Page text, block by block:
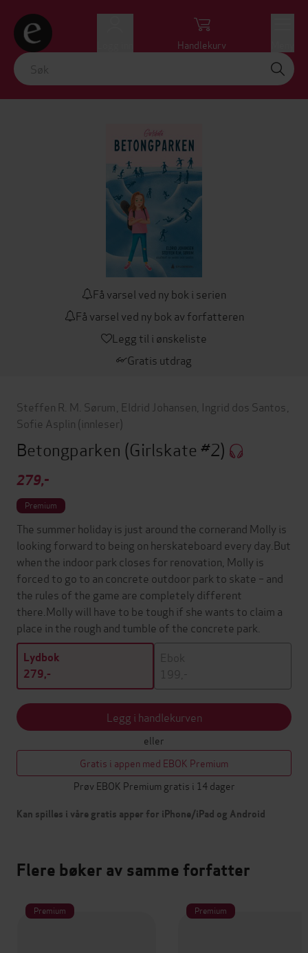
Handlekurv
Få varsel ved ny bok i serien
Få varsel ved ny bok av forfatteren
Legg til i ønskeliste
Gratis utdrag
Steffen R. M. Sørum Eldrid Johansen Ingrid dos Santos
Sofie Asplin (innleser)
Betongparken (Girlskate #2)
279,-
Premium
The summer holiday is just around the cornerand Molly is
looking forward to being on herskateboard every day.But
when the indoor park closes for renovation, Molly is
forced to go to an concrete outdoor park to skate – and
the rules of the game are completely different
there.Molly will have to be tough if she wants to claim a
place in the rough and tumble of the concrete park.
Lydbok
279,-
Ebok
199,-
Legg i handlekurven
eller
Gratis i appen med EBOK Premium
Prøv EBOK Premium gratis i 14 dager
Kan spilles i våre gratis apper for iPhone/iPad og Android
Flere bøker av samme forfatter
Premium Premium